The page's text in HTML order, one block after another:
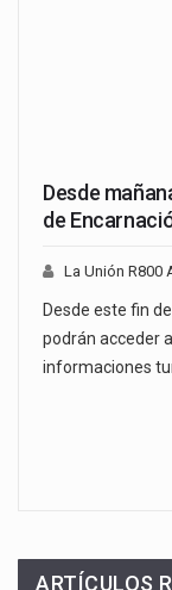
Desde
de
La Unión R800
Desde este fin
podrán acceder
informaciones
ARTÍCULOS